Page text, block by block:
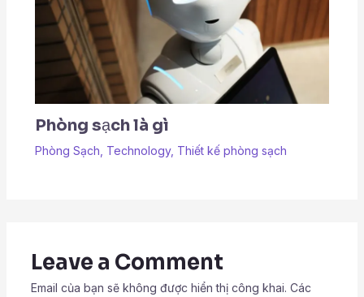
Phòng sạch là gì
Phòng Sạch Technology, Thiết kế phòng sạch
Leave a Comment
Email của bạn sẽ không được hiển thị công khai. Các